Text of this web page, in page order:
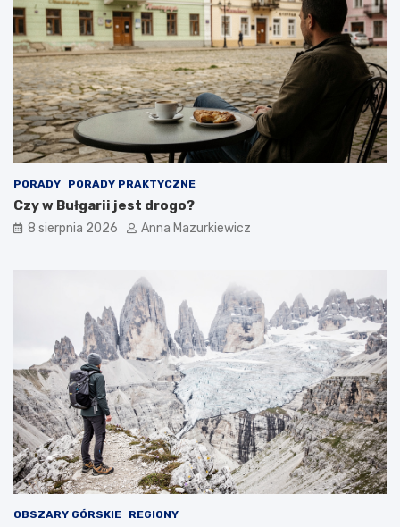
i
s
t
o
r
i
a
n
a
w
c
i
ą
ę
k
i
k
i
m
PORADY PORADY PRAKTYCZNE
Czy w Bułgarii jest drogo?
8 sierpnia 2026 Anna Mazurkiewicz
OBSZARY GÓRSKIE REGIONY